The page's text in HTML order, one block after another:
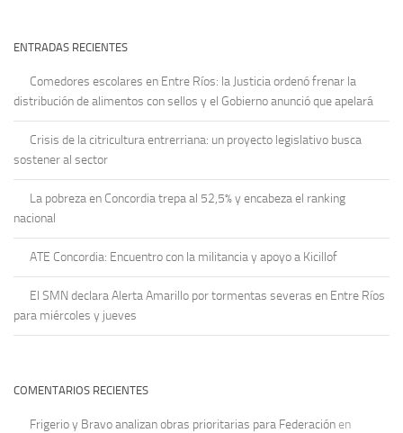
ENTRADAS RECIENTES
Comedores escolares en Entre Ríos: la Justicia ordenó frenar la
distribución de alimentos con sellos y el Gobierno anunció que apelará
Crisis de la citricultura entrerriana: un proyecto legislativo busca
sostener al sector
La pobreza en Concordia trepa al 52,5% y encabeza el ranking
nacional
ATE Concordia: Encuentro con la militancia y apoyo a Kicillof
El SMN declara Alerta Amarillo por tormentas severas en Entre Ríos
para miércoles y jueves
COMENTARIOS RECIENTES
Frigerio y Bravo analizan obras prioritarias para Federación en